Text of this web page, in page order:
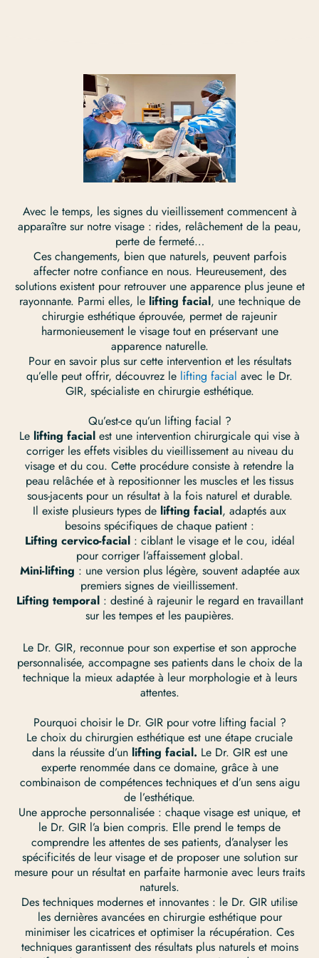
Avec le temps, les signes du vieillissement commencent à
apparaître sur notre visage : rides, relâchement de la peau,
perte de fermeté…
Ces changements, bien que naturels, peuvent parfois
affecter notre confiance en nous. Heureusement, des
solutions existent pour retrouver une apparence plus jeune et
rayonnante. Parmi elles, le lifting facial, une technique de
chirurgie esthétique éprouvée, permet de rajeunir
harmonieusement le visage tout en préservant une
apparence naturelle.
Pour en savoir plus sur cette intervention et les résultats
qu’elle peut offrir, découvrez le lifting facial avec le Dr.
GIR, spécialiste en chirurgie esthétique.
Qu’est-ce qu’un lifting facial ?
Le lifting facial est une intervention chirurgicale qui vise à
corriger les effets visibles du vieillissement au niveau du
visage et du cou. Cette procédure consiste à retendre la
peau relâchée et à repositionner les muscles et les tissus
sous-jacents pour un résultat à la fois naturel et durable.
Il existe plusieurs types de lifting facial, adaptés aux
besoins spécifiques de chaque patient :
Lifting cervico-facial: ciblant le visage et le cou, idéal
pour corriger l’affaissement global.
Mini-lifting : une version plus légère, souvent adaptée aux
premiers signes de vieillissement.
Lifting temporal: destiné à rajeunir le regard en travaillant
sur les tempes et les paupières.
Le Dr. GIR, reconnue pour son expertise et son approche
personnalisée, accompagne ses patients dans le choix de la
technique la mieux adaptée à leur morphologie et à leurs
attentes.
Pourquoi choisir le Dr. GIR pour votre lifting facial ?
Le choix du chirurgien esthétique est une étape cruciale
dans la réussite d’un lifting facial. Le Dr. GIR est une
experte renommée dans ce domaine, grâce à une
combinaison de compétences techniques et d’un sens aigu
de l’esthétique.
Une approche personnalisée : chaque visage est unique, et
le Dr. GIR l’a bien compris. Elle prend le temps de
comprendre les attentes de ses patients, d’analyser les
spécificités de leur visage et de proposer une solution sur
mesure pour un résultat en parfaite harmonie avec leurs traits
naturels.
Des techniques modernes et innovantes : le Dr. GIR utilise
les dernières avancées en chirurgie esthétique pour
minimiser les cicatrices et optimiser la récupération. Ces
techniques garantissent des résultats plus naturels et moins